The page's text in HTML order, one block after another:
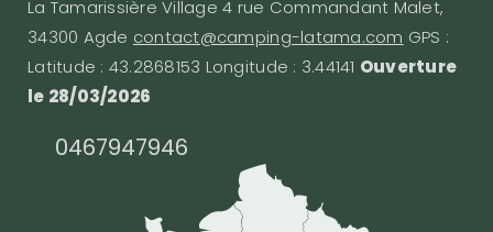
La Tamarissière Village 4 rue Commandant Malet,
34300 Agde contact@camping-latama.com GPS :
Latitude : 43.2868153 Longitude : 3.44141 Ouverture
le 28/03/2026
0467947946